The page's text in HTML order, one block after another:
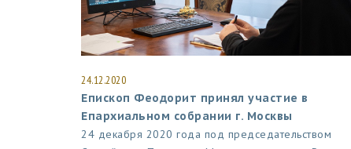
24.12.2020
Епископ Феодорит принял участие в
Епархиальном собрании г. Москвы
24 декабря 2020 года под председательством